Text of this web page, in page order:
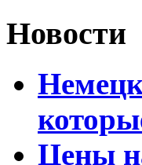
Новости
Цены